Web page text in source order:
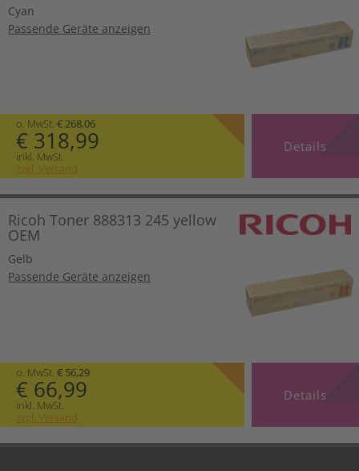
Cyan
Passende Geräte anzeigen
o. MwSt. € 268,06
€ 318,99
inkl. MwSt.
zzgl. Versand
Details
Ricoh Toner 888313 245 yellow
OEM
Gelb
Passende Geräte anzeigen
o. MwSt. € 56,29
€ 66,99
inkl. MwSt.
zzgl. Versand
Details